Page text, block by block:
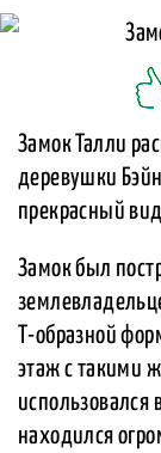
Замок Талли
деревушки
прекрасный
Замок был
Т-образной
этаж с такими
использовался
находился